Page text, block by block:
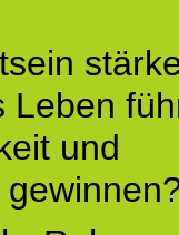
Leben
und